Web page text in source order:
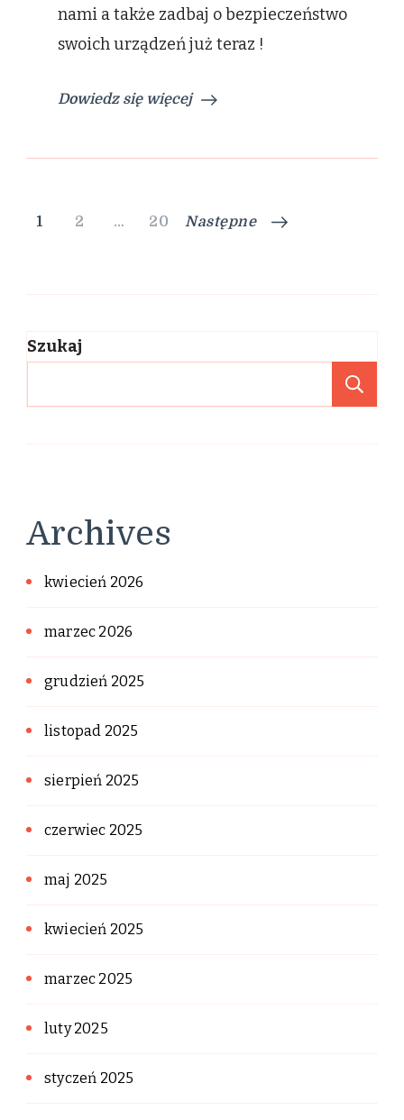
nami a także zadbaj o bezpieczeństwo
swoich urządzeń już teraz !
Dowiedz się więcej
Nawigacja
Strona
1 Strona
2 … Strona
20 Następne
Szukaj
Archives
kwiecień 2026
marzec 2026
grudzień 2025
listopad 2025
sierpień 2025
czerwiec 2025
maj 2025
kwiecień 2025
marzec 2025
luty 2025
styczeń 2025